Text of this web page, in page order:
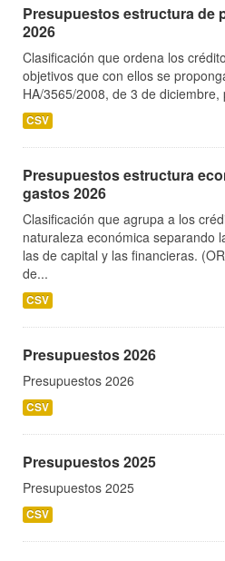
Presupuestos estructura de
2026
Clasificación que ordena los
objetivos que con ellos se
HA/3565/2008, de 3 de
CSV
Presupuestos estructura
gastos 2026
Clasificación que agrupa a los
naturaleza económica separando
las de capital y las financieras.
de...
CSV
Presupuestos 2026
Presupuestos 2026
CSV
Presupuestos 2025
Presupuestos 2025
CSV